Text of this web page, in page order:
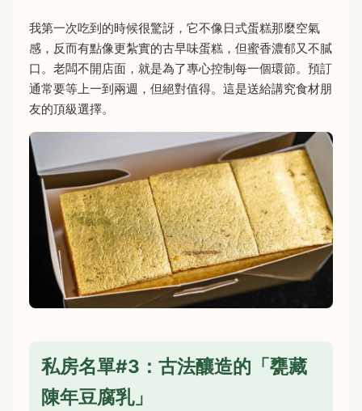
我第一次吃到的時候很驚訝，它不像日式蛋糕那麼空氣
感，反而有點像更紮實的古早味蛋糕，但蜜香濃郁又不膩
口。老闆不開店面，就是為了專心控制每一個環節。預訂
通常要等上一到兩週，但絕對值得。這是送給講究食材朋
友的頂級選擇。
私房名單#3：古法釀造的「甕藏
陳年豆腐乳」